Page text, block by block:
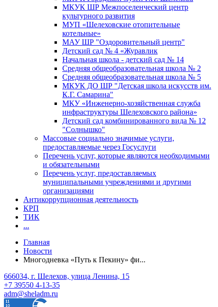
МКУК ШР Межпоселенческий центр
культурного развития
МУП «Шелеховские отопительные
котельные»
МАУ ШР "Оздоровительный центр"
Детский сад № 4 «Журавлик
Начальная школа - детский сад № 14
Средняя общеобразовательная школа № 2
Средняя общеобразовательная школа № 5
МКУК ДО ШР "Детская школа искусств им.
К.Г. Самарина"
МКУ «Инженерно-хозяйственная служба
инфраструктуры Шелеховского района»
Детский сад комбинированного вида № 12
"Солнышко"
Массовые социально значимые услуги,
предоставляемые через Госуслуги
Перечень услуг, которые являются необходимыми
и обязательными
Перечень услуг, предоставляемых
муниципальными учреждениями и другими
организациями
Антикоррупционная деятельность
КРП
ТИК
...
Главная
Новости
Многодневка «Путь к Пекину» фи...
666034, г. Шелехов, улица Ленина, 15
+7 39550 4-13-35
adm@sheladm.ru